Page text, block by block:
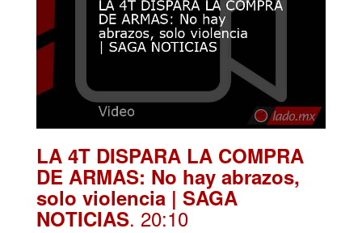
LA 4T DISPARA LA COMPRA
DE ARMAS: No hay abrazos,
solo violencia | SAGA
NOTICIAS. 20:10